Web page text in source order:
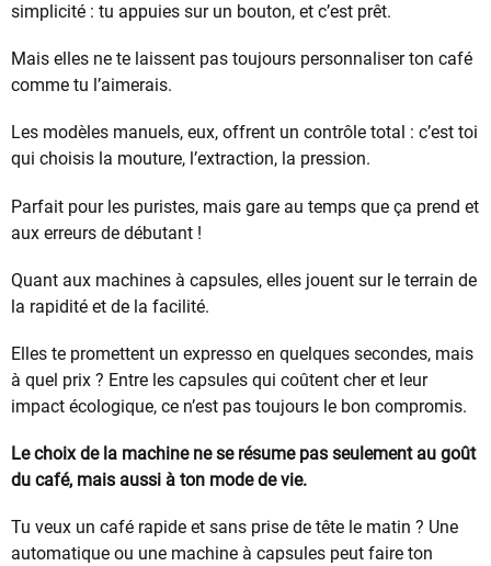
simplicité : tu appuies sur un bouton, et c’est prêt.
Mais elles ne te laissent pas toujours personnaliser ton café
comme tu l’aimerais.
Les modèles manuels, eux, offrent un contrôle total : c’est toi
qui choisis la mouture, l’extraction, la pression.
Parfait pour les puristes, mais gare au temps que ça prend et
aux erreurs de débutant !
Quant aux machines à capsules, elles jouent sur le terrain de
la rapidité et de la facilité.
Elles te promettent un expresso en quelques secondes, mais
à quel prix ? Entre les capsules qui coûtent cher et leur
impact écologique, ce n’est pas toujours le bon compromis.
Le choix de la machine ne se résume pas seulement au goût
du café, mais aussi à ton mode de vie.
Tu veux un café rapide et sans prise de tête le matin ? Une
automatique ou une machine à capsules peut faire ton